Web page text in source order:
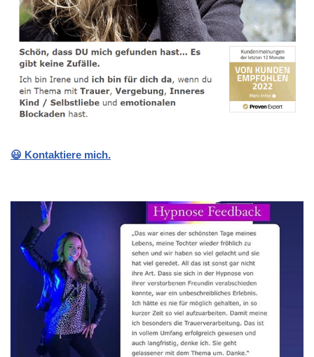
😃 Kontaktiere mich.